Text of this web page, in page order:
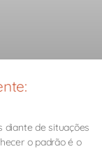
diante de situações
o padrão é o